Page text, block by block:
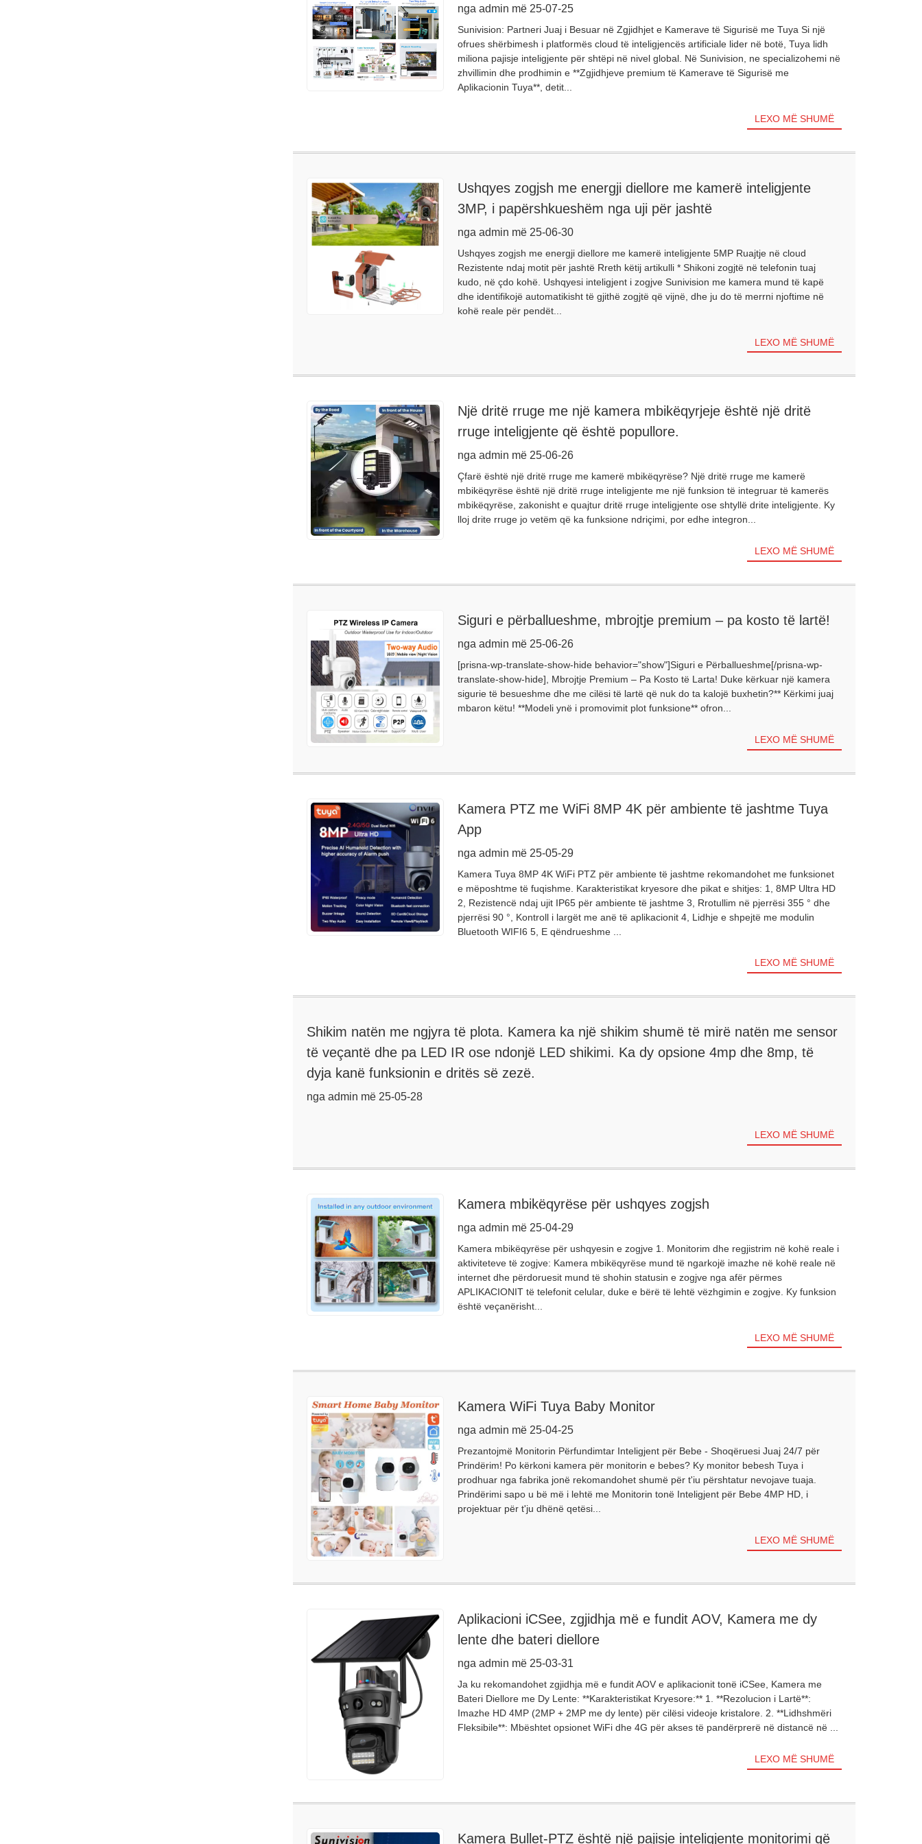
nga admin më 25-07-25
Sunivision: Partneri Juaj i Besuar në Zgjidhjet e Kamerave të Sigurisë me Tuya Si një
ofrues shërbimesh i platformës cloud të inteligjencës artificiale lider në botë, Tuya lidh
miliona pajisje inteligjente për shtëpi në nivel global. Në Sunivision, ne specializohemi në
zhvillimin dhe prodhimin e **Zgjidhjeve premium të Kamerave të Sigurisë me
Aplikacionin Tuya**, detit...
LEXO MË SHUMË
Ushqyes zogjsh me energji diellore me kamerë inteligjente
3MP, i papërshkueshëm nga uji për jashtë
nga admin më 25-06-30
Ushqyes zogjsh me energji diellore me kamerë inteligjente 5MP Ruajtje në cloud
Rezistente ndaj motit për jashtë Rreth këtij artikulli * Shikoni zogjtë në telefonin tuaj
kudo, në çdo kohë. Ushqyesi inteligjent i zogjve Sunivision me kamera mund të kapë
dhe identifikojë automatikisht të gjithë zogjtë që vijnë, dhe ju do të merrni njoftime në
kohë reale për pendët...
LEXO MË SHUMË
Një dritë rruge me një kamera mbikëqyrjeje është një dritë
rruge inteligjente që është popullore.
nga admin më 25-06-26
Çfarë është një dritë rruge me kamerë mbikëqyrëse? Një dritë rruge me kamerë
mbikëqyrëse është një dritë rruge inteligjente me një funksion të integruar të kamerës
mbikëqyrëse, zakonisht e quajtur dritë rruge inteligjente ose shtyllë drite inteligjente. Ky
lloj drite rruge jo vetëm që ka funksione ndriçimi, por edhe integron...
LEXO MË SHUMË
Siguri e përballueshme, mbrojtje premium – pa kosto të lartë!
nga admin më 25-06-26
[prisna-wp-translate-show-hide behavior="show"]Siguri e Përballueshme[/prisna-wp-
translate-show-hide], Mbrojtje Premium – Pa Kosto të Larta! Duke kërkuar një kamera
sigurie të besueshme dhe me cilësi të lartë që nuk do ta kalojë buxhetin?** Kërkimi juaj
mbaron këtu! **Modeli ynë i promovimit plot funksione** ofron...
LEXO MË SHUMË
Kamera PTZ me WiFi 8MP 4K për ambiente të jashtme Tuya
App
nga admin më 25-05-29
Kamera Tuya 8MP 4K WiFi PTZ për ambiente të jashtme rekomandohet me funksionet
e mëposhtme të fuqishme. Karakteristikat kryesore dhe pikat e shitjes: 1, 8MP Ultra HD
2, Rezistencë ndaj ujit IP65 për ambiente të jashtme 3, Rrotullim në pjerrësi 355 ° dhe
pjerrësi 90 °, Kontroll i largët me anë të aplikacionit 4, Lidhje e shpejtë me modulin
Bluetooth WIFI6 5, E qëndrueshme ...
LEXO MË SHUMË
Shikim natën me ngjyra të plota. Kamera ka një shikim shumë të mirë natën me sensor
të veçantë dhe pa LED IR ose ndonjë LED shikimi. Ka dy opsione 4mp dhe 8mp, të
dyja kanë funksionin e dritës së zezë.
nga admin më 25-05-28
LEXO MË SHUMË
Kamera mbikëqyrëse për ushqyes zogjsh
nga admin më 25-04-29
Kamera mbikëqyrëse për ushqyesin e zogjve 1. Monitorim dhe regjistrim në kohë reale i
aktiviteteve të zogjve: Kamera mbikëqyrëse mund të ngarkojë imazhe në kohë reale në
internet dhe përdoruesit mund të shohin statusin e zogjve nga afër përmes
APLIKACIONIT të telefonit celular, duke e bërë të lehtë vëzhgimin e zogjve. Ky funksion
është veçanërisht...
LEXO MË SHUMË
Kamera WiFi Tuya Baby Monitor
nga admin më 25-04-25
Prezantojmë Monitorin Përfundimtar Inteligjent për Bebe - Shoqëruesi Juaj 24/7 për
Prindërim! Po kërkoni kamera për monitorin e bebes? Ky monitor bebesh Tuya i
prodhuar nga fabrika jonë rekomandohet shumë për t'iu përshtatur nevojave tuaja.
Prindërimi sapo u bë më i lehtë me Monitorin tonë Inteligjent për Bebe 4MP HD, i
projektuar për t'ju dhënë qetësi...
LEXO MË SHUMË
Aplikacioni iCSee, zgjidhja më e fundit AOV, Kamera me dy
lente dhe bateri diellore
nga admin më 25-03-31
Ja ku rekomandohet zgjidhja më e fundit AOV e aplikacionit tonë iCSee, Kamera me
Bateri Diellore me Dy Lente: **Karakteristikat Kryesore:** 1. **Rezolucion i Lartë**:
Imazhe HD 4MP (2MP + 2MP me dy lente) për cilësi videoje kristalore. 2. **Lidhshmëri
Fleksibile**: Mbështet opsionet WiFi dhe 4G për akses të pandërprerë në distancë në ...
LEXO MË SHUMË
Kamera Bullet-PTZ është një pajisje inteligjente monitorimi që